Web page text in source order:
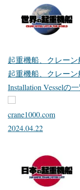
起重機船、クレーン
起重機船、クレーン
Installation Vesselの
crane1000.com
2024.04.22